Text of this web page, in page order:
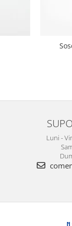
Luni -